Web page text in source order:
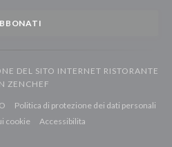
DEL SITO INTERNET RISTORANTE
ZENCHEF
((apre una nuova finestra))
Politica di protezione dei dati personali
cookie((apre una nuova finestra))
Accessibilita